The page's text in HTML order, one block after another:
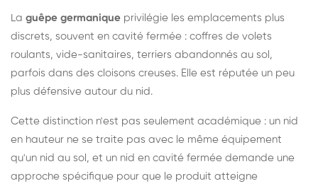
La guêpe germanique privilégie les emplacements plus
discrets, souvent en cavité fermée : coffres de volets
roulants, vide-sanitaires, terriers abandonnés au sol,
parfois dans des cloisons creuses. Elle est réputée un peu
plus défensive autour du nid.
Cette distinction n'est pas seulement académique : un nid
en hauteur ne se traite pas avec le même équipement
qu'un nid au sol, et un nid en cavité fermée demande une
approche spécifique pour que le produit atteigne